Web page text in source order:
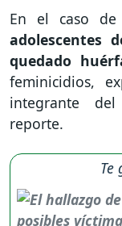
En el caso de
adolescentes
quedado
feminicidios,
integrante
reporte.
Te